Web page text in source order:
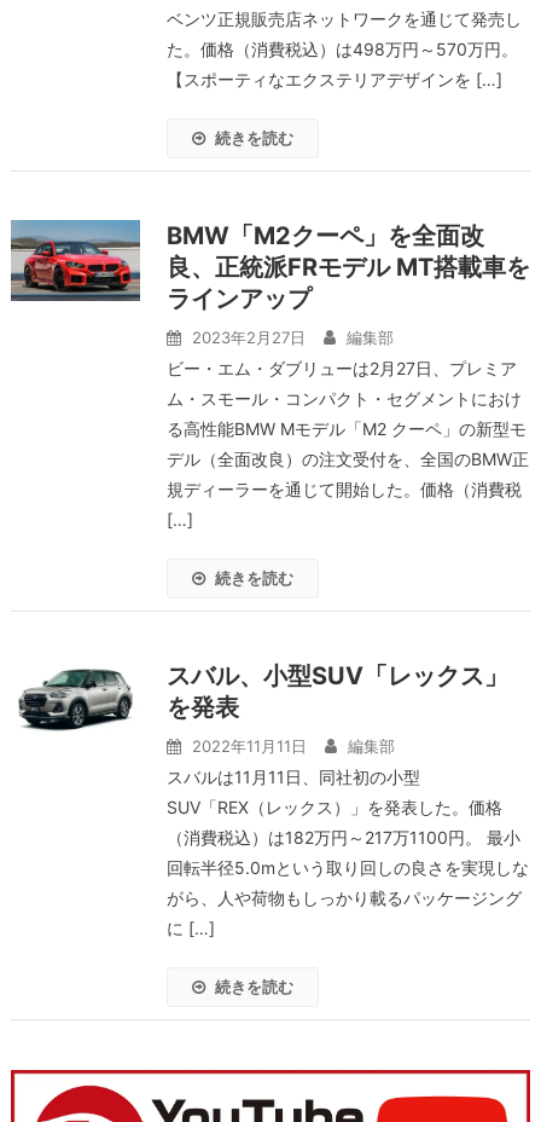
ベンツ正規販売店ネットワークを通じて発売し
た。価格（消費税込）は498万円～570万円。
【スポーティなエクステリアデザインを […]
続きを読む
BMW「M2クーペ」を全面改
良、正統派FRモデル MT搭載車を
ラインアップ
2023年2月27日 編集部
ビー・エム・ダブリューは2月27日、プレミア
ム・スモール・コンパクト・セグメントにおけ
る高性能BMW Mモデル「M2 クーペ」の新型モ
デル（全面改良）の注文受付を、全国のBMW正
規ディーラーを通じて開始した。価格（消費税
[…]
続きを読む
スバル、小型SUV「レックス」
を発表
2022年11月11日 編集部
スバルは11月11日、同社初の小型
SUV「REX（レックス）」を発表した。価格
（消費税込）は182万円～217万1100円。 最小
回転半径5.0mという取り回しの良さを実現しな
がら、人や荷物もしっかり載るパッケージング
に […]
続きを読む